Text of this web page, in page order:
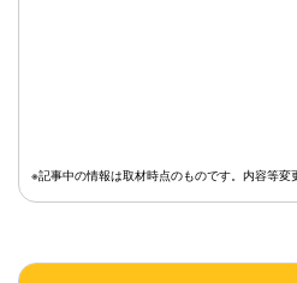
※記事中の情報は取材時点のものです。内容等変